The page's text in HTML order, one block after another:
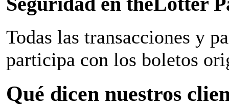
Todas las transacciones y
participa con los boletos
Qué dicen nuestros